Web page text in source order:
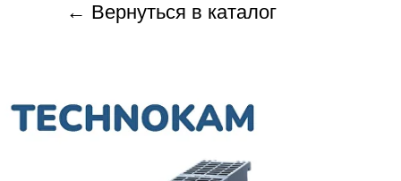
← Вернуться в каталог